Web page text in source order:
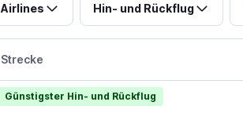
Airlines Hin- und Rückflug
Strecke
Günstigster Hin- und Rückflug